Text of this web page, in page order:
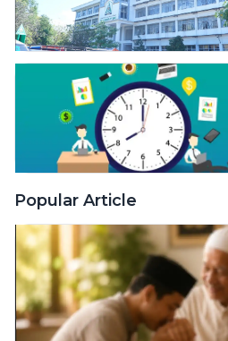
Popular Article